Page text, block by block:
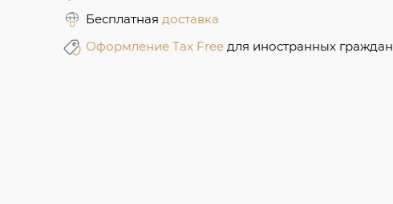
Бесплатная доставка
Оформление Tax Free для иностранных граждан